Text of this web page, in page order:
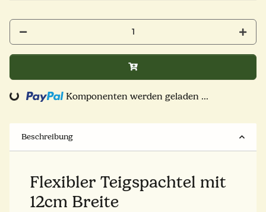
Loading... Komponenten werden geladen ...
Beschreibung
Flexibler Teigspachtel mit
12cm Breite